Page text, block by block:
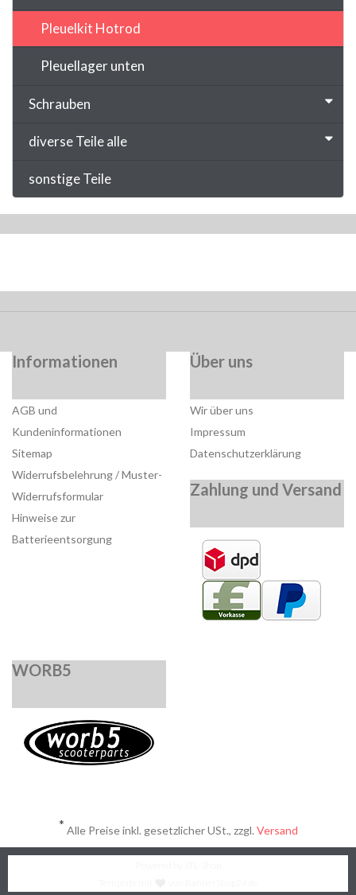
Pleuelkit Hotrod
Pleuellager unten
Schrauben
diverse Teile alle
sonstige Teile
Informationen
AGB und
Kundeninformationen
Sitemap
Widerrufsbelehrung / Muster-
Widerrufsformular
Hinweise zur
Batterieentsorgung
Über uns
Wir über uns
Impressum
Datenschutzerklärung
Zahlung und Versand
WORB5
* Alle Preise inkl. gesetzlicher USt., zzgl. Versand